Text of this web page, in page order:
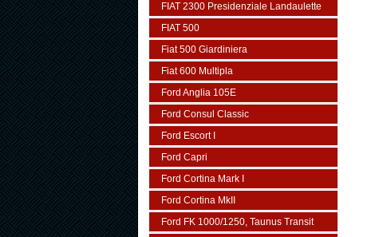
FIAT 2300 Presidenziale Landaulette
FIAT 500
Fiat 500 Giardiniera
Fiat 600 Multipla
Ford Anglia 105E
Ford Consul Classic
Ford Escort I
Ford Capri
Ford Cortina Mark I
Ford Cortina MkII
Ford FK 1000/1250, Taunus Transit